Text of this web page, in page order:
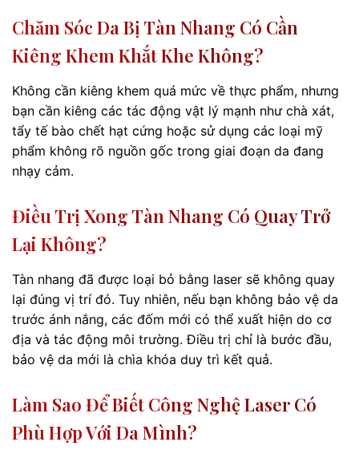
Chăm Sóc Da Bị Tàn Nhang Có Cần
Kiêng Khem Khắt Khe Không?
Không cần kiêng khem quá mức về thực phẩm, nhưng
bạn cần kiêng các tác động vật lý mạnh như chà xát,
tẩy tế bào chết hạt cứng hoặc sử dụng các loại mỹ
phẩm không rõ nguồn gốc trong giai đoạn da đang
nhạy cảm.
Điều Trị Xong Tàn Nhang Có Quay Trở
Lại Không?
Tàn nhang đã được loại bỏ bằng laser sẽ không quay
lại đúng vị trí đó. Tuy nhiên, nếu bạn không bảo vệ da
trước ánh nắng, các đốm mới có thể xuất hiện do cơ
địa và tác động môi trường. Điều trị chỉ là bước đầu,
bảo vệ da mới là chìa khóa duy trì kết quả.
Làm Sao Để Biết Công Nghệ Laser Có
Phù Hợp Với Da Mình?